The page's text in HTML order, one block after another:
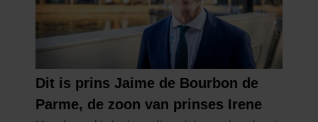
informatie over uw gebruik van onze site met onze
partners voor social media, adverteren en analyse. Deze
partners kunnen deze gegevens combineren met andere
informatie die u aan ze heeft verstrekt of die ze hebben
verzameld op basis van uw gebruik van hun services. U
gaat akkoord met onze cookies als u onze website blijft
gebruiken.